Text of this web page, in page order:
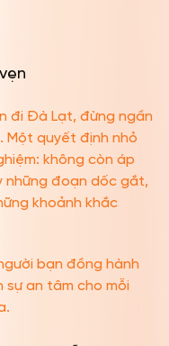
đi Đà Lạt, đừng ngần
Một quyết định nhỏ
không còn áp
những đoạn dốc gắt,
khoảnh khắc
bạn đồng hành
sự an tâm cho mỗi